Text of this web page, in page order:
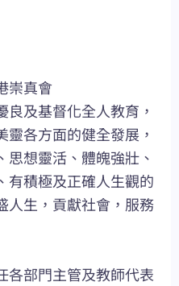
崇真會
及基督化全人教育，
各方面的健全發展，
想靈活、體魄強壯、
有積極及正確人生觀的
人生，貢獻社會，服務
各部門主管及教師代表